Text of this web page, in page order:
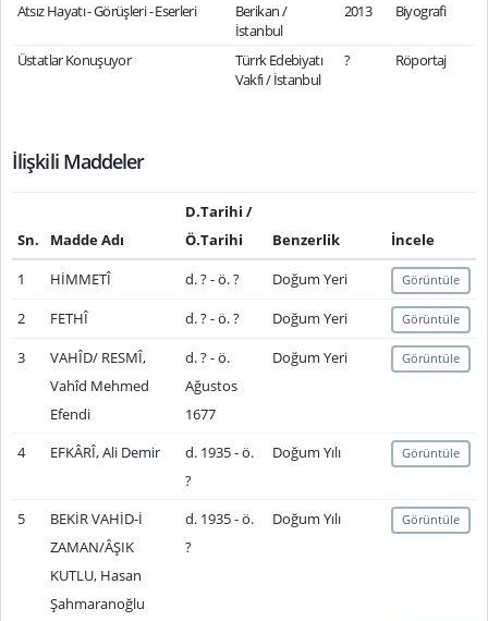
Atsız Hayatı - Görüşleri - Eserleri
Berikan /
İstanbul
2013 Biyografi
Üstatlar Konuşuyor
Türrk Edebiyatı
Vakfı / İstanbul
? Röportaj
İlişkili Maddeler
Sn. Madde Adı
D.Tarihi /
Ö.Tarihi
Benzerlik
İncele
1
HİMMETÎ d. ? - ö. ? Doğum Yeri Görüntüle
2 FETHÎ d. ? - ö. ? Doğum Yeri Görüntüle
3
VAHÎD/ RESMÎ,
Vahîd Mehmed
Efendi
d. ? - ö.
Ağustos
1677
Doğum Yeri Görüntüle
4 EFKÂRÎ, Ali Demir
d. 1935 - ö.
?
Doğum Yılı Görüntüle
5
BEKİR VAHİD-İ
ZAMAN/ÂŞIK
KUTLU, Hasan
Şahmaranoğlu
d. 1935 - ö.
?
Doğum Yılı Görüntüle